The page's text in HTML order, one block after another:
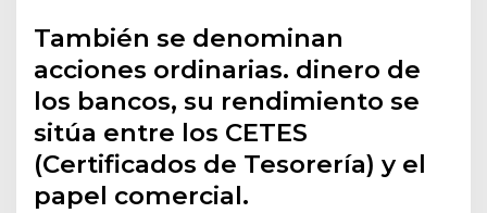
También se denominan
acciones ordinarias. dinero de
los bancos, su rendimiento se
sitúa entre los CETES
(Certificados de Tesorería) y el
papel comercial.